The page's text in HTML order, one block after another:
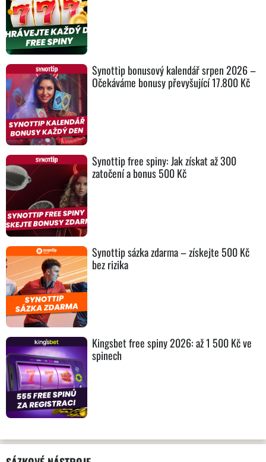
Synottip bonusový kalendář srpen 2026 –
Očekáváme bonusy převyšující 17.800 Kč
Synottip free spiny: Jak získat až 300
zatočení a bonus 500 Kč
Synottip sázka zdarma – získejte 500 Kč
bez rizika
Kingsbet free spiny 2026: až 1 500 Kč ve
spinech